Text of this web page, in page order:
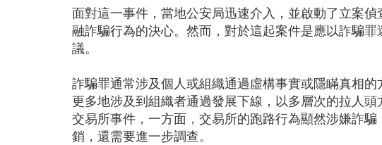
面對這一事件，當地公安局迅速介入，並啟動了立案
融詐騙行為的決心。然而，對於這起案件是應以詐騙
議。
詐騙罪通常涉及個人或組織通過虛構事實或隱瞞真相
更多地涉及到組織者通過發展下線，以多層次的拉人
交易所事件，一方面，交易所的跑路行為顯然涉嫌詐
銷，還需要進一步調查。